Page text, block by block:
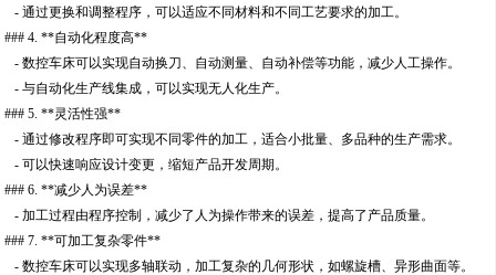
- 通过更换和调整程序，可以适应不同材料和不同工艺要求的加工。
### 4. **自动化程度高**
- 数控车床可以实现自动换刀、自动测量、自动补偿等功能，减少人工操作。
- 与自动化生产线集成，可以实现无人化生产。
### 5. **灵活性强**
- 通过修改程序即可实现不同零件的加工，适合小批量、多品种的生产需求。
- 可以快速响应设计变更，缩短产品开发周期。
### 6. **减少人为误差**
- 加工过程由程序控制，减少了人为操作带来的误差，提高了产品质量。
### 7. **可加工复杂零件**
- 数控车床可以实现多轴联动，加工复杂的几何形状，如螺旋槽、异形曲面等。